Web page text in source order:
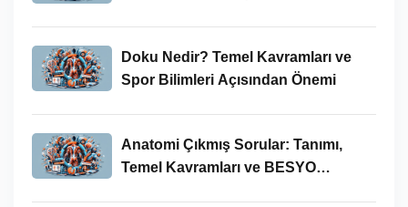
Doku Nedir? Temel Kavramları ve
Spor Bilimleri Açısından Önemi
Anatomi Çıkmış Sorular: Tanımı,
Temel Kavramları ve BESYO